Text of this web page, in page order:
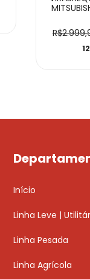
12
Início
Linha Leve |
Linha Pesada
Linha Agrícola